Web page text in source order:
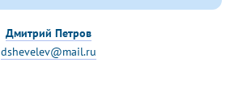
Дмитрий Петров
dshevelev@mail.ru